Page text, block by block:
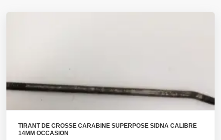
TIRANT DE CROSSE CARABINE SUPERPOSE SIDNA CALIBRE
14MM OCCASION